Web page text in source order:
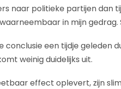
naar politieke partijen dan
in mijn
conclusie een tijdje geleden
weinig duidelijks uit.
effect oplevert, zijn